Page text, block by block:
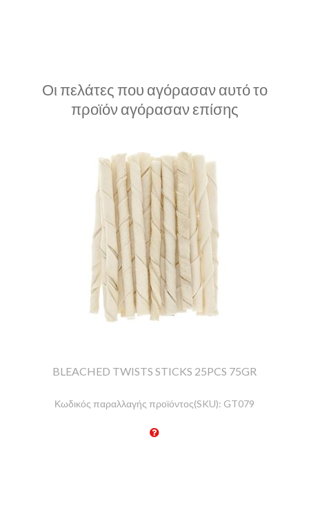
Οι πελάτες που αγόρασαν αυτό το
προϊόν αγόρασαν επίσης
BLEACHED TWISTS STICKS 25PCS 75GR
Κωδικός παραλλαγής προϊόντος(SKU): GT079